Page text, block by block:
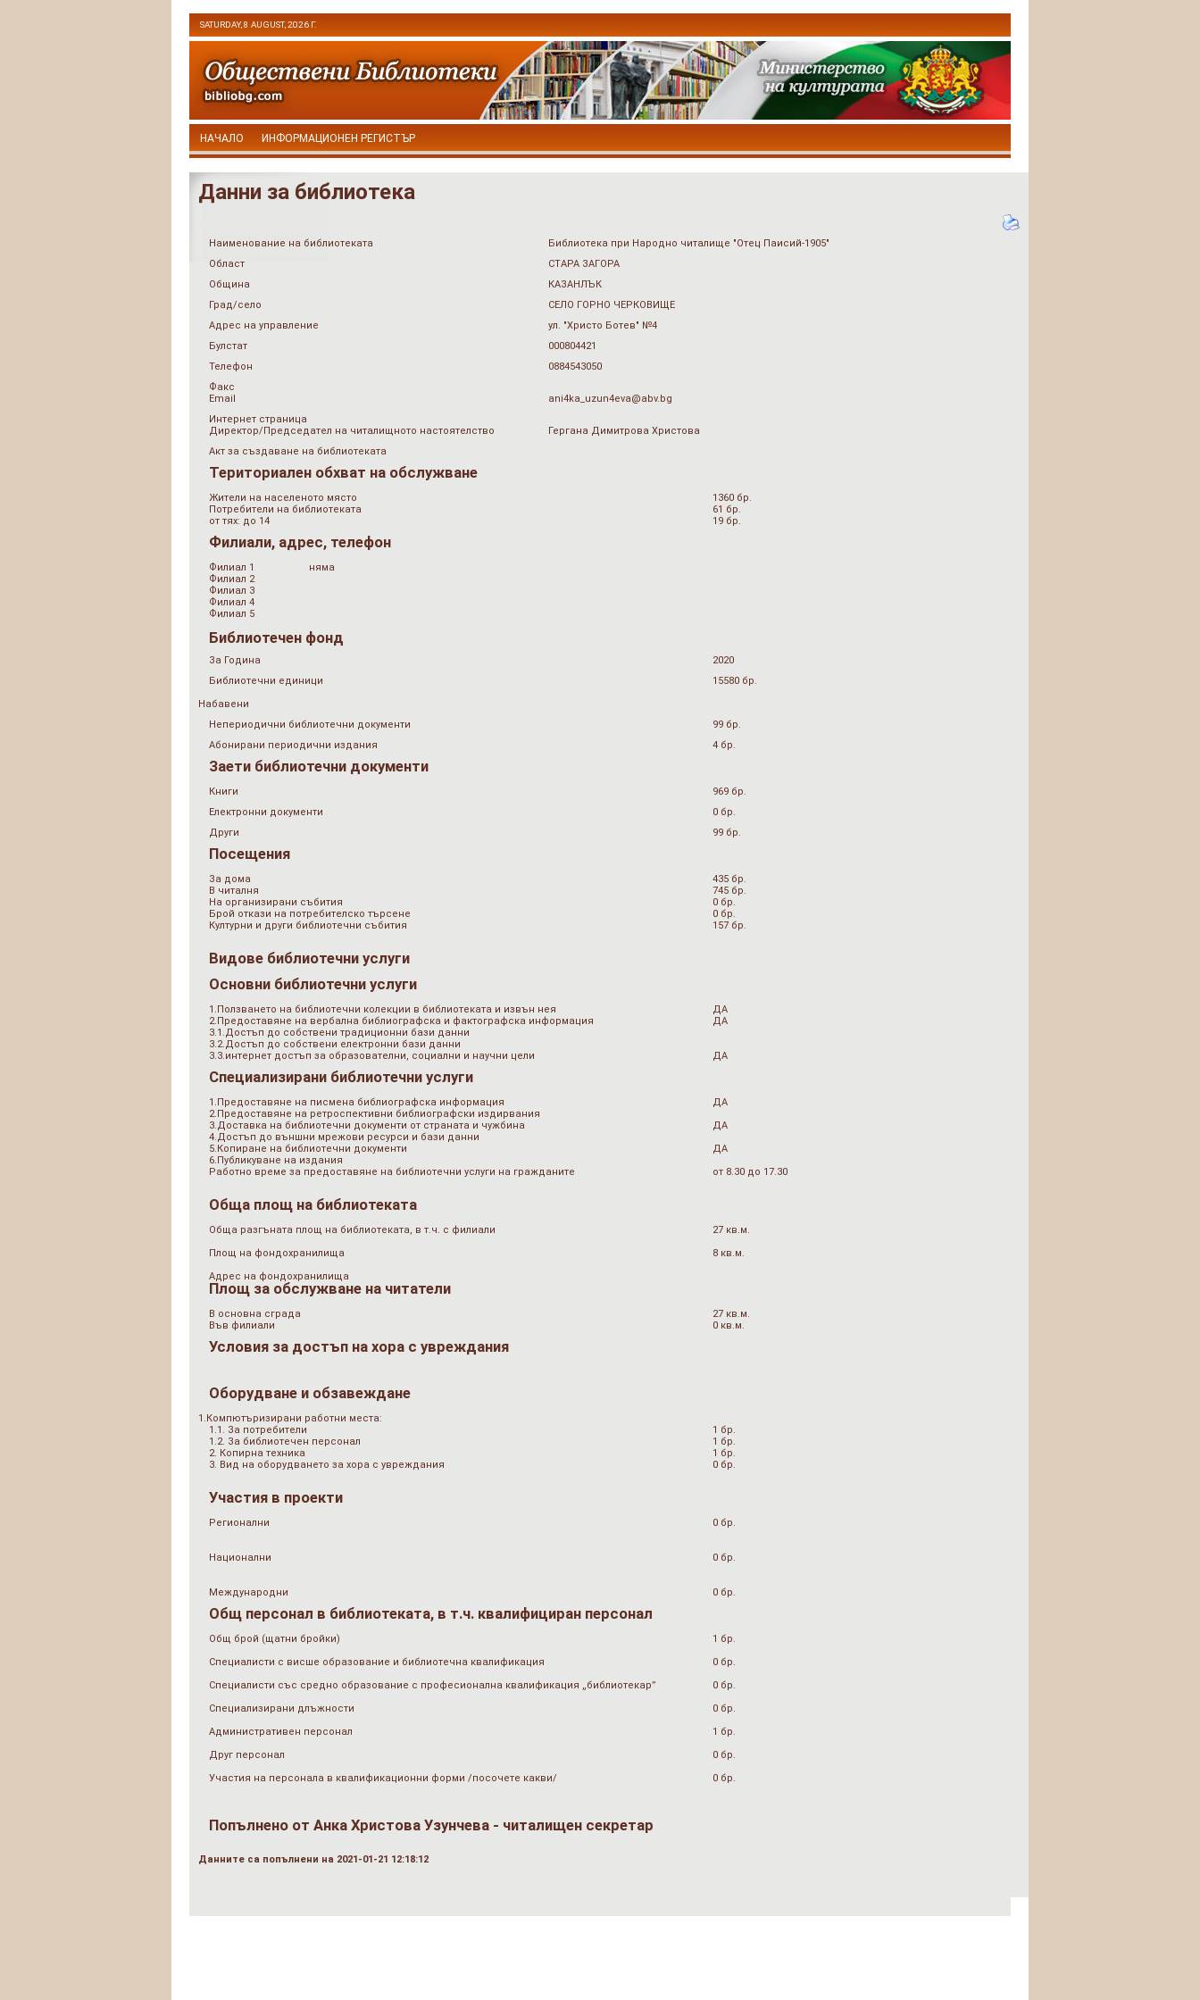
SATURDAY, 8 AUGUST, 2026 Г.
НАЧАЛО ИНФОРМАЦИОНЕН РЕГИСТЪР
Данни за библиотека
Наименование на библиотеката
Библиотека при Народно читалище "Отец Паисий-1905"
Област
СТАРА ЗАГОРА
Община
КАЗАНЛЪК
Град/село
СЕЛО ГОРНО ЧЕРКОВИЩЕ
Адрес на управление
ул. "Христо Ботев" №4
Булстат
000804421
Телефон
0884543050
Факс
Email
ani4ka_uzun4eva@abv.bg
Интернет страница
Директор/Председател на читалищното настоятелство
Гергана Димитрова Христова
Акт за създаване на библиотеката
Териториален обхват на обслужване
Жители на населеното място
1360 бр.
Потребители на библиотеката
61 бр.
от тях: до 14
19 бр.
Филиали, адрес, телефон
Филиал 1
няма
Филиал 2
Филиал 3
Филиал 4
Филиал 5
Библиотечен фонд
За Година
2020
Библиотечни единици
15580 бр.
Набавени
Непериодични библиотечни документи
99 бр.
Абонирани периодични издания
4 бр.
Заети библиотечни документи
Книги
969 бр.
Електронни документи
0 бр.
Други
99 бр.
Посещения
За дома
435 бр.
В читалня
745 бр.
На организирани събития
0 бр.
Брой откази на потребителско търсене
0 бр.
Културни и други библиотечни събития
157 бр.
Видове библиотечни услуги
Основни библиотечни услуги
1.Ползването на библиотечни колекции в библиотеката и извън нея
ДА
2.Предоставяне на вербална библиографска и фактографска информация
ДА
3.1.Достъп до собствени традиционни бази данни
3.2.Достъп до собствени електронни бази данни
3.3.интернет достъп за образователни, социални и научни цели
ДА
Специализирани библиотечни услуги
1.Предоставяне на писмена библиографска информация
ДА
2.Предоставяне на ретроспективни библиографски издирвания
3.Доставка на библиотечни документи от страната и чужбина
ДА
4.Достъп до външни мрежови ресурси и бази данни
5.Копиране на библиотечни документи
ДА
6.Публикуване на издания
Работно време за предоставяне на библиотечни услуги на гражданите
от 8.30 до 17.30
Обща площ на библиотеката
Обща разгъната площ на библиотеката, в т.ч. с филиали
27 кв.м.
Площ на фондохранилища
8 кв.м.
Адрес на фондохранилища
Площ за обслужване на читатели
В основна сграда
27 кв.м.
Във филиали
0 кв.м.
Условия за достъп на хора с увреждания
Оборудване и обзавеждане
1.Компютъризирани работни места:
1.1. За потребители
1 бр.
1.2. За библиотечен персонал
1 бр.
2. Копирна техника
1 бр.
3. Вид на оборудването за хора с увреждания
0 бр.
Участия в проекти
Регионални 0 бр.
Национални 0 бр.
Международни 0 бр.
Общ персонал в библиотеката, в т.ч. квалифициран персонал
Общ брой (щатни бройки)
1 бр.
Специалисти с висше образование и библиотечна квалификация
0 бр.
Специалисти със средно образование с професионална квалификация „библиотекар”
0 бр.
Специализирани длъжности
0 бр.
Административен персонал
1 бр.
Друг персонал
0 бр.
Участия на персонала в квалификационни форми /посочете какви/
0 бр.
Попълнено от Анка Христова Узунчева - читалищен секретар
Данните са попълнени на 2021-01-21 12:18:12